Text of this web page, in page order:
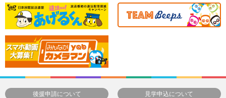
後援申請について 見学申込について